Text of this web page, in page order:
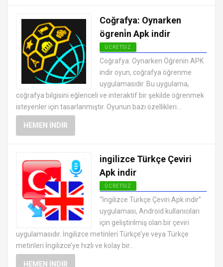
Coğrafya: Oynarken
ögreni̇n Apk indir
ÜCRETSIZ
ANDROID EĞITIM UYGULAMALARI
APK
Coğrafya: Oynarken Öğrenin APK
indir oyun, coğrafya öğrenme
uygulamasıdır. Bu uygulama,
coğrafya bilgisini eğlenceli ve interaktif bir şekilde öğrenmek
isteyenler için tasarlanmıştır. Oyunun bazı özellikleri...
HEMEN İNDIR
ingilizce Türkçe Çeviri
Apk indir
ÜCRETSIZ
ANDROID EĞITIM UYGULAMALARI
APK
“İngilizce Türkçe Çeviri Apk indir”
uygulaması, Android kullanıcıları
için geliştirilmiş olan bir çeviri
uygulamasıdır. İngilizce metinleri Türkçe’ye veya Türkçe
metinleri İngilizce’ye hızlı ve kolay bir...
HEMEN İNDIR